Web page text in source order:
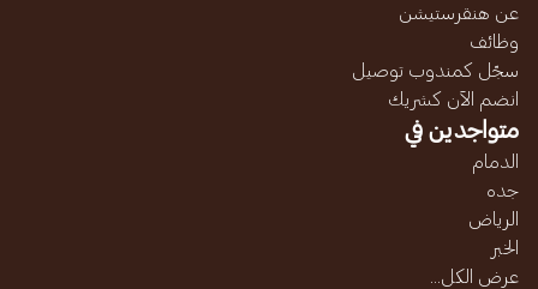
عن هنقرستيشن
وظائف
سجّل كمندوب توصيل
انضم الآن كشريك
متواجدين في
الدمام
جده
الرياض
الخبر
عرض الكل...